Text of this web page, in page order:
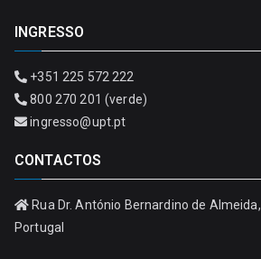
INGRESSO
+351 225 572 222
800 270 201 (verde)
ingresso@upt.pt
CONTACTOS
Rua Dr. António Bernardino de
Portugal